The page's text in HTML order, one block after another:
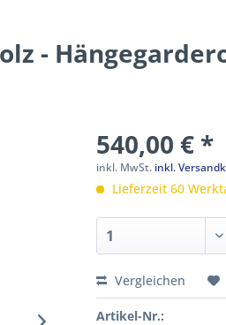
-
540,00 € *
inkl. MwSt. inkl.
Lieferzeit 60
Vergleichen
Artikel-Nr.: